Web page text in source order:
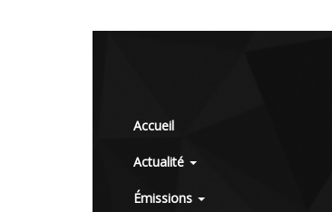
Accueil
Actualité
Émissions